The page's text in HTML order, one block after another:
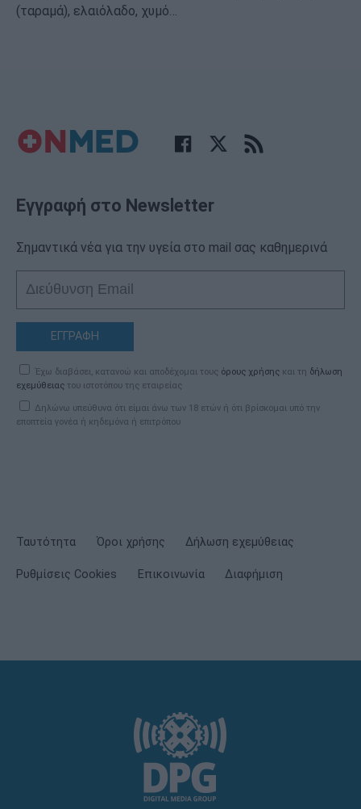
(ταραμά), ελαιόλαδο, χυμό…
Εγγραφή στο Newsletter
Σημαντικά νέα για την υγεία στο mail σας καθημερινά
ΕΓΓΡΑΦΗ
Έχω διαβάσει, κατανοώ και αποδέχομαι τους όρους χρήσης και τη δήλωση
εχεμύθειας του ιστοτόπου της εταιρείας
Δηλώνω υπεύθυνα ότι είμαι άνω των 18 ετών ή ότι βρίσκομαι υπό την
εποπτεία γονέα ή κηδεμόνα ή επιτρόπου
Ταυτότητα Όροι χρήσης Δήλωση εχεμύθειας
Ρυθμίσεις Cookies Επικοινωνία Διαφήμιση